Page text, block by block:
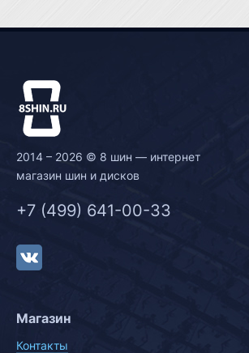
2014 – 2026 © 8 шин — интернет
магазин шин и дисков
+7 (499) 641-00-33
Магазин
Контакты